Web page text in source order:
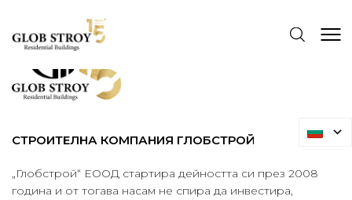
СТРОИТЕЛНА КОМПАНИЯ ГЛОБСТРОЙ
„Глобстрой“ ЕООД стартира дейността си през 2008
година и от тогава насам не спира да инвестира,